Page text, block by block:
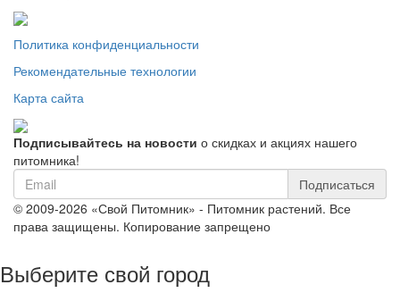
Политика конфиденциальности
Рекомендательные технологии
Карта сайта
Подписывайтесь на новости о скидках и акциях нашего
питомника!
Подписаться
© 2009-2026 «Свой Питомник» - Питомник растений. Все
права защищены. Копирование запрещено
Выберите свой город